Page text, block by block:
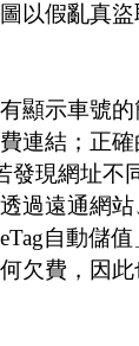
以假亂真
顯示車號
連結；正確
發現網址
過遠通網
自動儲
欠費，因